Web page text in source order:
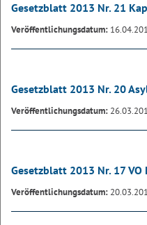
Gesetzblatt 2013 Nr. 21
Veröffentlichungsdatum:
Gesetzblatt 2013 Nr. 20
Veröffentlichungsdatum:
Gesetzblatt 2013 Nr. 17
Veröffentlichungsdatum: